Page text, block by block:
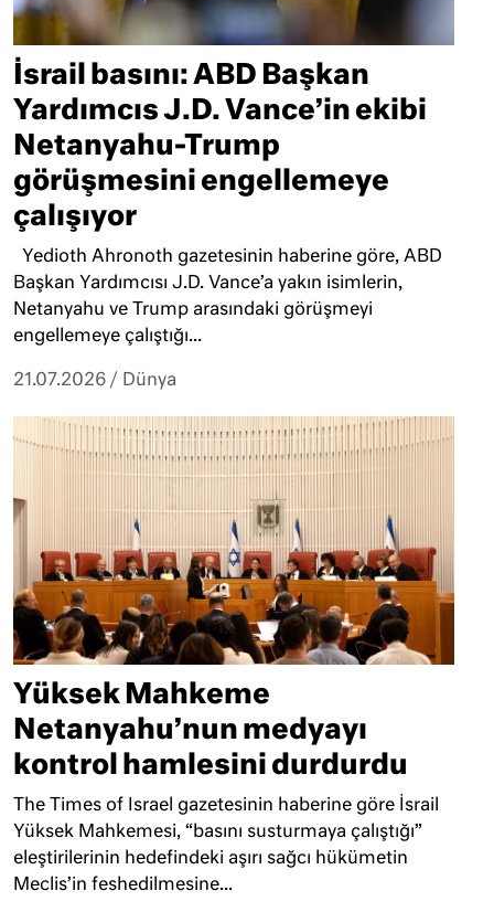
İsrail basını: ABD Başkan
Yardımcıs J.D. Vance’in ekibi
Netanyahu-Trump
görüşmesini engellemeye
çalışıyor
Yedioth Ahronoth gazetesinin haberine göre, ABD
Başkan Yardımcısı J.D. Vance’a yakın isimlerin,
Netanyahu ve Trump arasındaki görüşmeyi
engellemeye çalıştığı...
21.07.2026 / Dünya
Yüksek Mahkeme
Netanyahu’nun medyayı
kontrol hamlesini durdurdu
The Times of Israel gazetesinin haberine göre İsrail
Yüksek Mahkemesi, “basını susturmaya çalıştığı”
eleştirilerinin hedefindeki aşırı sağcı hükümetin
Meclis’in feshedilmesine...